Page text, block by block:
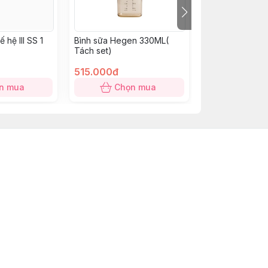
hệ III SS 1
mua
Bình sữa Hegen 330ML(
Tách set)
515.000đ
Chọn mua